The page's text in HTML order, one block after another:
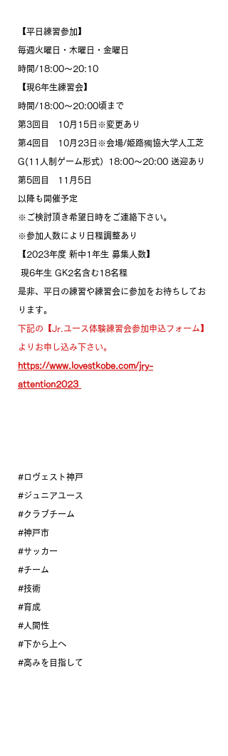
【平日練習参加】
毎週火曜日・木曜日・金曜日
時間/18:00〜20:10
【現6年生練習会】
時間/18:00〜20:00頃まで
第3回目　10月15日※変更あり
第4回目　10月23日※会場/姫路獨協大学人工芝
G(11人制ゲーム形式）18:00〜20:00 送迎あり
第5回目　11月5日
以降も開催予定
※ご検討頂き希望日時をご連絡下さい。
※参加人数により日程調整あり
【2023年度 新中1年生 募集人数】
現6年生 GK2名含む18名程
是非、平日の練習や練習会に参加をお待ちしてお
ります。
下記の【Jr.ユース体験練習会参加申込フォーム】
よりお申し込み下さい。
https://www.lovestkobe.com/jry-
attention2023
#ロヴェスト神戸
#ジュニアユース
#クラブチーム
#神戸市
#サッカー
#チーム
#技術
#育成
#人間性
#下から上へ
#高みを目指して